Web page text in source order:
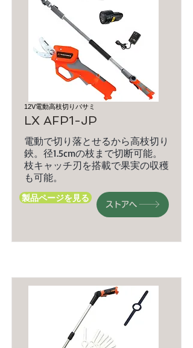
12V電動高枝切りバサミ
LX AFP1-JP
電動で切り落とせるから高枝切り
鋏。径1.5cmの枝まで切断可能。
枝キャッチ刃を搭載で果実の収穫
も可能。
製品ページを見る
ストアへ